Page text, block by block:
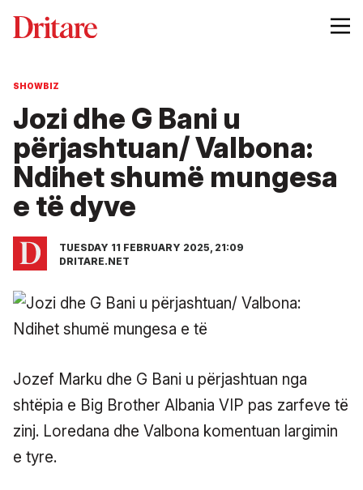
SHOWBIZ
Jozi dhe G Bani u
përjashtuan/ Valbona:
Ndihet shumë mungesa
e të dyve
TUESDAY 11 FEBRUARY 2025, 21:09
DRITARE.NET
Jozef Marku dhe G Bani u përjashtuan nga
shtëpia e Big Brother Albania VIP pas zarfeve të
zinj. Loredana dhe Valbona komentuan largimin
e tyre.